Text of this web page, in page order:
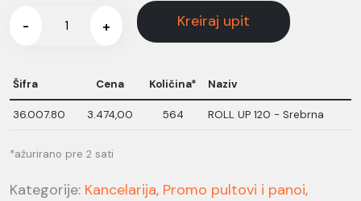
- + Kreiraj upit
Šifra Cena Količina* Naziv
36.007.80 3.474,00 564 ROLL UP 120 - Srebrna
*ažurirano pre 2 sati
Kategorije: Kancelarija, Promo pultovi i panoi,